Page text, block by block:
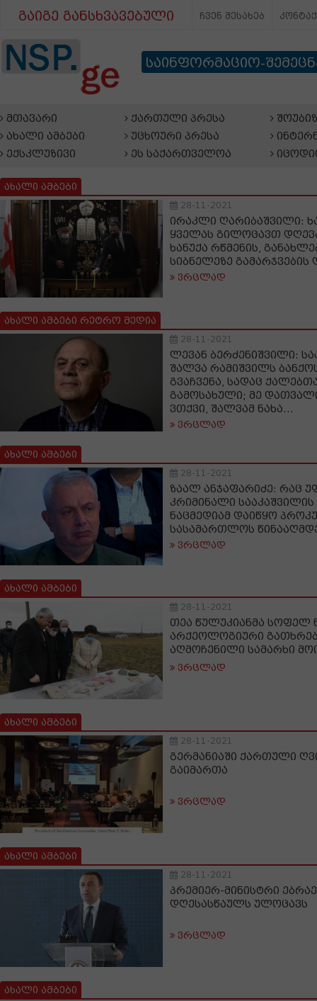
გაიგე განსხვავებული ჩვენ შესახებ
საინფორმაციო-
მთავარი
ახალი ამბები
ექსკლუზივი
ქართული პრესა
უცხოური პრესა
ეს საქართველოა
ახალი ამბები
28-11-2021
ირაკლი ღარიბაშვილი:
ყველას გილოცავთ
ხანუქა რწმენის,
სიბნელეზე გამარჯვების
ვრცლად
ახალი ამბები რეტრო მედია
28-11-2021
ლევან ბერძენიშვილი:
შალვა რამიშვილს
გვაჩვენა, სადაც
გამოსახული; მე
ვთქვი, შალვამ ნახა...
ვრცლად
ახალი ამბები
28-11-2021
ზაალ ანჯაფარიძე: რაც
კრიმინალი
ნაცმედიამ დაიწყო
სასამართლოს
ვრცლად
ახალი ამბები
28-11-2021
თეა წულუკიანმა სოფელ
არქეოლოგიური
აღმოჩენილი სამარხი
ვრცლად
ახალი ამბები
28-11-2021
გერმანიაში ქართული
გაიმართა
ვრცლად
ახალი ამბები
28-11-2021
პრემიერ-მინისტრი
დღესასწაულს ულოცავს
ვრცლად
ახალი ამბები